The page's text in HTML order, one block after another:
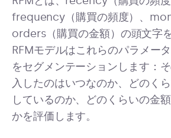
frequency（購買の頻度）、
orders（購買の金額）の頭文字
RFMモデルはこれらのパラメー
をセグメンテーションします：
入したのはいつなのか、どのく
しているのか、どのくらいの金
かを評価します。